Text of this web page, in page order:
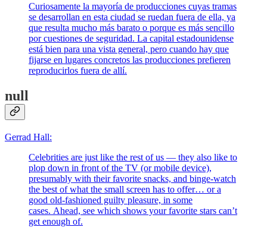
Curiosamente la mayoría de producciones cuyas tramas
se desarrollan en esta ciudad se ruedan fuera de ella, ya
que resulta mucho más barato o porque es más sencillo
por cuestiones de seguridad. La capital estadounidense
está bien para una vista general, pero cuando hay que
fijarse en lugares concretos las producciones prefieren
reproducirlos fuera de allí.
null
Gerrad Hall:
Celebrities are just like the rest of us — they also like to
plop down in front of the TV (or mobile device),
presumably with their favorite snacks, and binge-watch
the best of what the small screen has to offer… or a
good old-fashioned guilty pleasure, in some
cases. Ahead, see which shows your favorite stars can’t
get enough of.